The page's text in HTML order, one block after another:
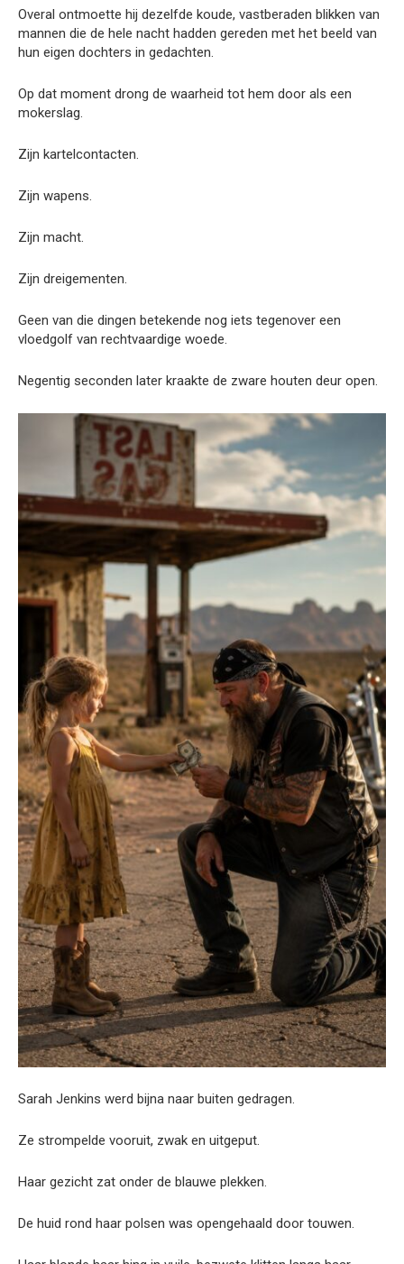
Overal ontmoette hij dezelfde koude, vastberaden blikken van
mannen die de hele nacht hadden gereden met het beeld van
hun eigen dochters in gedachten.
Op dat moment drong de waarheid tot hem door als een
mokerslag.
Zijn kartelcontacten.
Zijn wapens.
Zijn macht.
Zijn dreigementen.
Geen van die dingen betekende nog iets tegenover een
vloedgolf van rechtvaardige woede.
Negentig seconden later kraakte de zware houten deur open.
Sarah Jenkins werd bijna naar buiten gedragen.
Ze strompelde vooruit, zwak en uitgeput.
Haar gezicht zat onder de blauwe plekken.
De huid rond haar polsen was opengehaald door touwen.